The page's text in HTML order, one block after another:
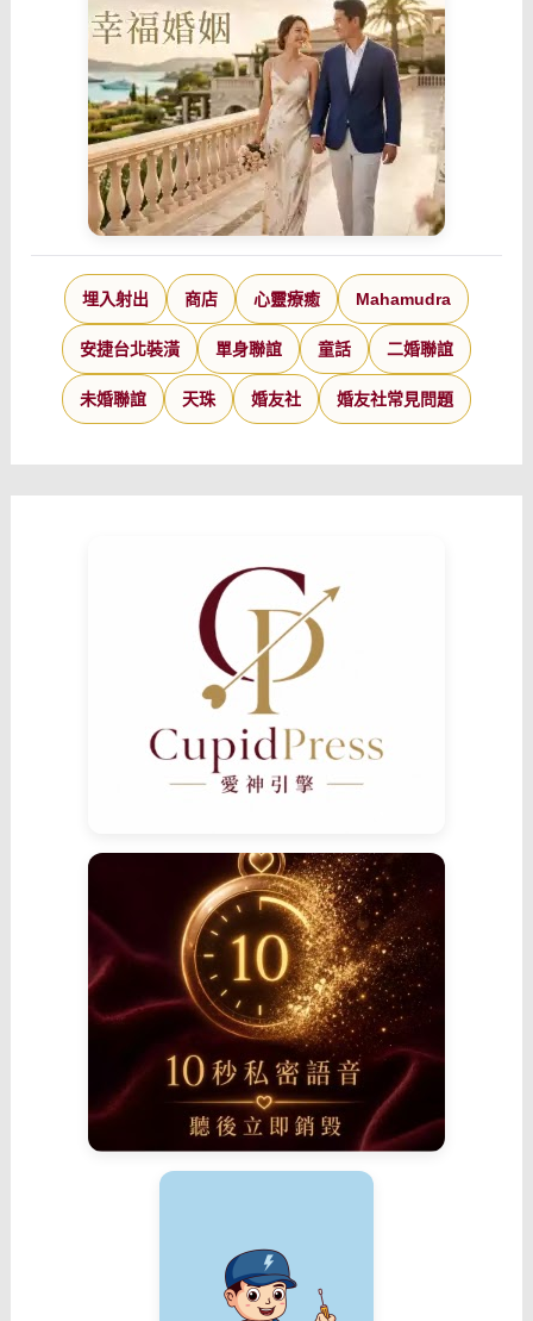
埋入射出 商店 心靈療癒 Mahamudra
安捷台北裝潢 單身聯誼 童話 二婚聯誼
未婚聯誼 天珠 婚友社 婚友社常見問題